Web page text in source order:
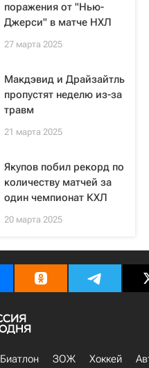
поражения от "Нью-
Джерси" в матче НХЛ
27 марта 2025
Макдэвид и Драйзайтль
пропустят неделю из-за
травм
21 марта 2025
Якупов побил рекорд по
количеству матчей за
один чемпионат КХЛ
20 марта 2025
Биатлон ЗОЖ Хоккей